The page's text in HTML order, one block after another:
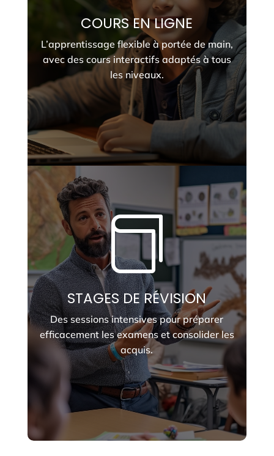
COURS EN LIGNE
L’apprentissage flexible à portée de main,
avec des cours interactifs adaptés à tous
les niveaux.

STAGES DE RÉVISION
Des sessions intensives pour préparer
efficacement les examens et consolider les
acquis.